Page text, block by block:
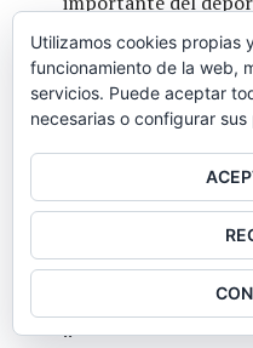
ocurrió intentar
procedía en un día
(que fue que no, de
privadas ese día ni
públicas me limité a
jornada de huelga, y
Ahora bien, tampoco
ello en un
mainstream del post.
..
Utilizamos cookies propias
funcionamiento de la web,
servicios. Puede aceptar
necesarias o configurar